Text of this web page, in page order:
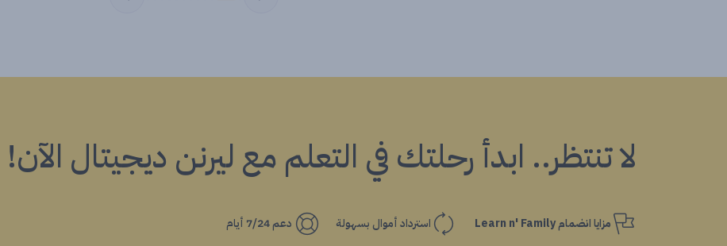
لا تنتظر.. ابدأ رحلتك في التعلم مع ليرنن ديجيتال الآن!
مزايا انضمام Learn n' Family استرداد أموال بسهولة دعم 7/24 أيام